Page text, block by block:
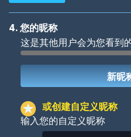
Woof
4. 您的昵称
这是其他用户会为您看到
或创建自定义昵称
输入您的自定义昵称